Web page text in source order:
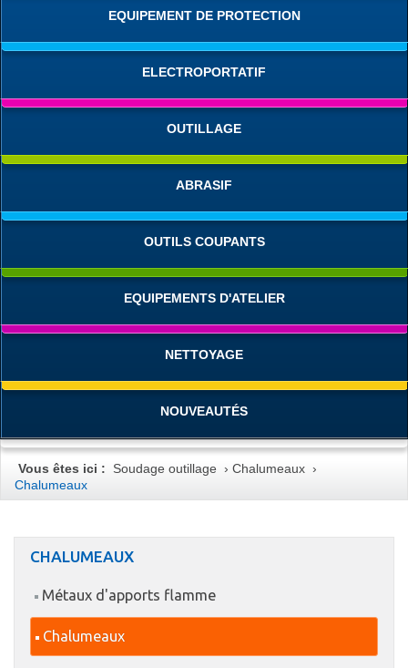
EQUIPEMENT DE PROTECTION
ELECTROPORTATIF
OUTILLAGE
ABRASIF
OUTILS COUPANTS
EQUIPEMENTS D'ATELIER
NETTOYAGE
NOUVEAUTÉS
Vous êtes ici : Soudage outillage ›Chalumeaux ›
Chalumeaux
CHALUMEAUX
Métaux d'apports flamme
Chalumeaux